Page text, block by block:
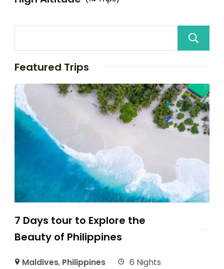
Featured Trips
7 Days tour to Explore the
Beauty of Philippines
Maldives, Philippines 6 Nights